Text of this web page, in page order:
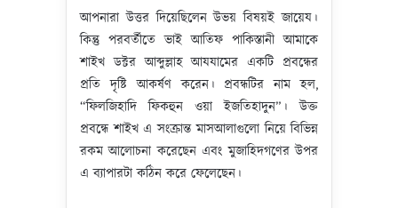
আপনারা উত্তর দিয়েছিলেন উভয় বিষয়ই জায়েয।
কিন্তু পরবর্তীতে ভাই আতিফ পাকিস্তানী আমাকে
শাইখ ডক্টর আব্দুল্লাহ আযযামের একটি প্রবন্ধের
প্রতি দৃষ্টি আকর্ষণ করেন। প্রবন্ধটির নাম হল,
“ফিলজিহাদি ফিকহুন ওয়া ইজতিহাদুন”। উক্ত
প্রবন্ধে শাইখ এ সংক্রান্ত মাসআলাগুলো নিয়ে বিভিন্ন
রকম আলোচনা করেছেন এবং মুজাহিদগণের উপর
এ ব্যাপারটা কঠিন করে ফেলেছেন।